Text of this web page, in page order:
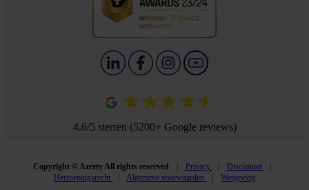
4.6/5 sterren (5200+ Google reviews)
Copyright © Azerty All rights reserved Privacy
Disclaimer
Herroepingsrecht
Algemene voorwaarden Wetgeving